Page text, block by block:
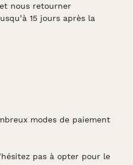
et nous retourner
15 jours après la
modes de paiement
pas à opter pour le